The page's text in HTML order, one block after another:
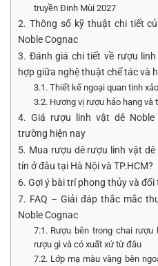
truyền Đinh Mùi 2027
2. Thông số kỹ thuật chi tiết
Noble Cognac
3. Đánh giá chi tiết về rượu
hợp giữa nghệ thuật chế tác và
3.1. Thiết kế ngoại quan tinh
3.2. Hương vị rượu hảo hạng
4. Giá rượu linh vật dê
trường hiện nay
5. Mua rượu dê rượu linh vật
tín ở đâu tại Hà Nội và TP.HCM?
6. Gợi ý bài trí phong thủy và
7. FAQ – Giải đáp thắc mắc
Noble Cognac
7.1. Rượu bên trong chai
rượu gì và có xuất xứ từ đâu
7.2. Lớp mạ màu vàng bên